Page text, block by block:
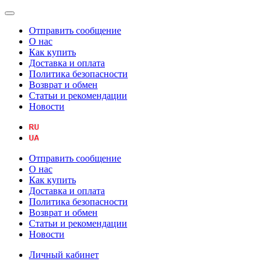
Отправить сообщение
О нас
Как купить
Доставка и оплата
Политика безопасности
Возврат и обмен
Статьи и рекомендации
Новости
Отправить сообщение
О нас
Как купить
Доставка и оплата
Политика безопасности
Возврат и обмен
Статьи и рекомендации
Новости
Личный кабинет